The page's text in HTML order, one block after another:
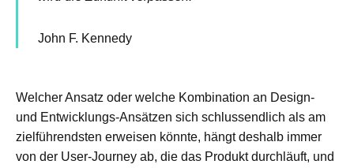
John F. Kennedy
Welcher Ansatz oder welche Kombination an Design-
und Entwicklungs-Ansätzen sich schlussendlich als am
zielführendsten erweisen könnte, hängt deshalb immer
von der User-Journey ab, die das Produkt durchläuft, und